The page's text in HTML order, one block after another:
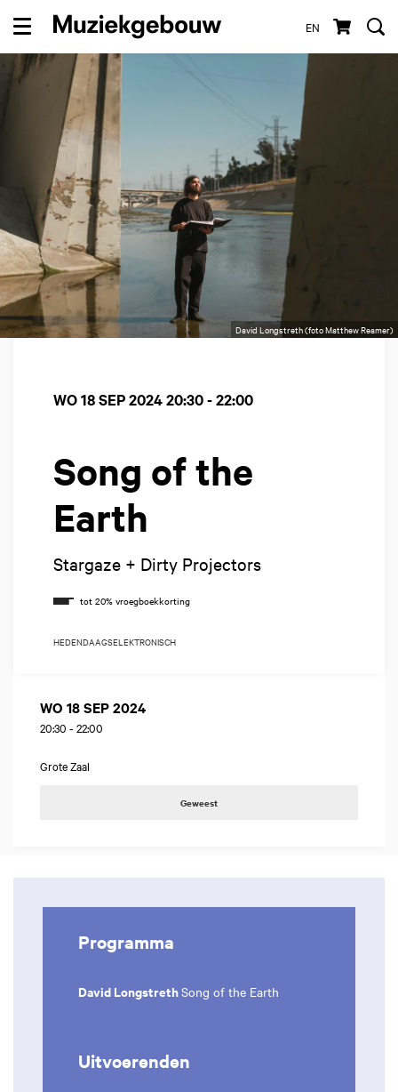
EN
Menu
David Longstreth (foto Matthew Reamer)
Song of the
Earth
Stargaze + Dirty Projectors
WO 18 SEP 202420:30 - 22:00
HEDENDAAGSELEKTRONISCH
WO 18 SEP 2024
20:30 - 22:00
Grote Zaal
Geweest
Programma
David LongstrethSong of the Earth
Uitvoerenden